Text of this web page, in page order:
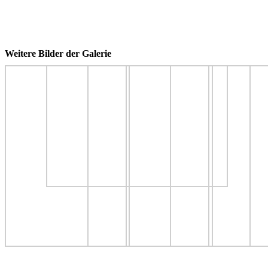
Weitere Bilder der Galerie